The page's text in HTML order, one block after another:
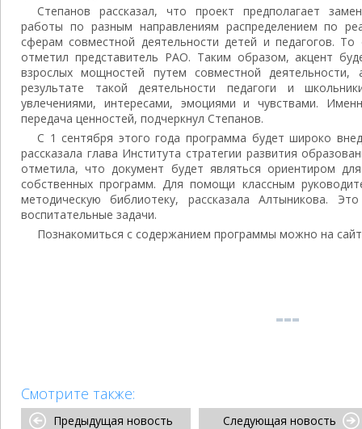
Степанов рассказал, что проект предполагает
работы по разным направлениям распределением по
сферам совместной деятельности детей и педагогов.
отметил представитель РАО. Таким образом, акцент
взрослых мощностей путем совместной
результате такой деятельности педагоги и
увлечениями, интересами, эмоциями и чувствами.
передача ценностей, подчеркнул Степанов.
С 1 сентября этого года программа будет широко
рассказала глава Института стратегии развития
отметила, что документ будет являться ориентиром
собственных программ. Для помощи классным
методическую библиотеку, рассказала Алтыникова.
воспитательные задачи.
Познакомиться с содержанием программы можно на
Смотрите также:
Предыдущая новость Следующая новость